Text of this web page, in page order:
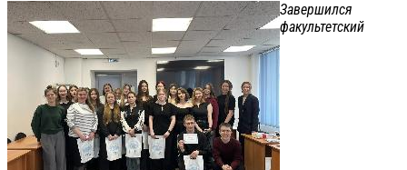
Завершился
факультетский